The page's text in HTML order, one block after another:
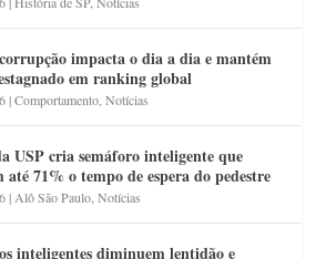
impacta o dia a dia e mantém
em ranking global
|Comportamento ,Notícias
USP cria semáforo inteligente que
até 71% o tempo de espera do pedestre
| Alô São Paulo ,Notícias
inteligentes diminuem lentidão e